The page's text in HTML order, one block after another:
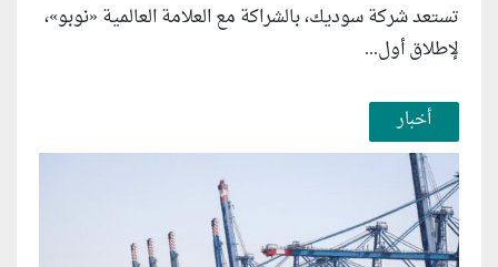
تستعد شركة سوديك، بالشراكة مع العلامة العالمية «نوبو»،
لإطلاق أول...
أخبار